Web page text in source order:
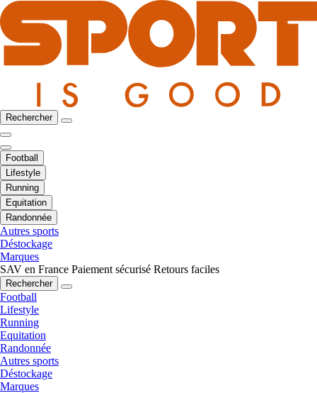
Rechercher
Football
Lifestyle
Running
Equitation
Randonnée
Autres sports
Déstockage
Marques
SAV en France Paiement sécurisé Retours faciles
Rechercher
Football
Lifestyle
Running
Equitation
Randonnée
Autres sports
Déstockage
Marques